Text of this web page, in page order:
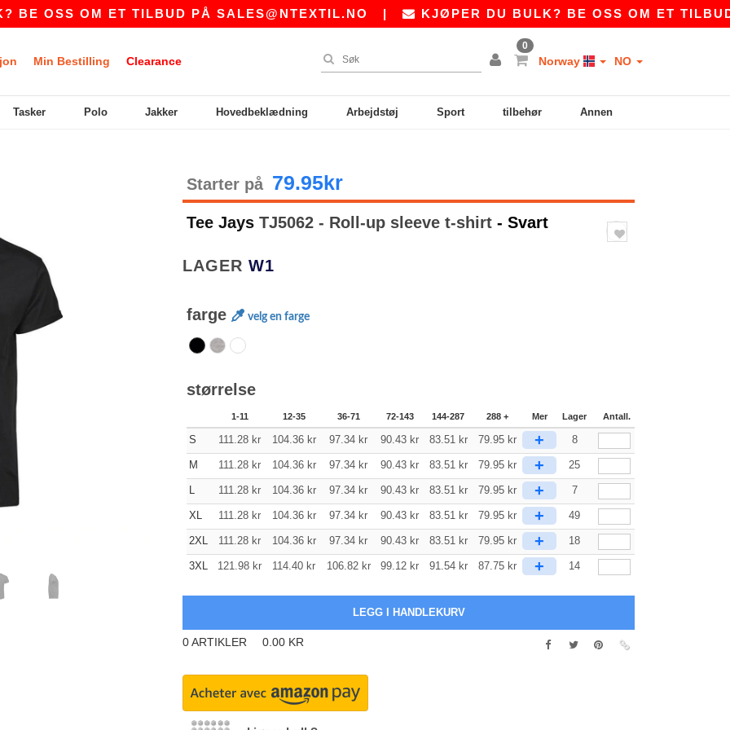
OM ET TILBUD PÅSALES@NTEXTIL.NO| KJØPER DU BULK? BE OSS OM ET TILBUD PÅ
Min Bestilling Clearance
0
Norway NO
Tasker Polo Jakker Hovedbeklædning Arbejdstøj Sport tilbehør Annen
Starter på 79.95kr
Tee Jays TJ5062 - Roll-up sleeve t-shirt - Svart
LAGER W1
farge velg en farge
størrelse
1-11 12-35 36-71 72-143 144-287 288 + Mer Lager Antall.
S 111.28 kr 104.36 kr 97.34 kr 90.43 kr 83.51 kr 79.95 kr + 8
M 111.28 kr 104.36 kr 97.34 kr 90.43 kr 83.51 kr 79.95 kr + 25
L 111.28 kr 104.36 kr 97.34 kr 90.43 kr 83.51 kr 79.95 kr + 7
XL 111.28 kr 104.36 kr 97.34 kr 90.43 kr 83.51 kr 79.95 kr + 49
2XL 111.28 kr 104.36 kr 97.34 kr 90.43 kr 83.51 kr 79.95 kr + 18
3XL 121.98 kr 114.40 kr 106.82 kr 99.12 kr 91.54 kr 87.75 kr + 14
0ARTIKLER 0.00 KR